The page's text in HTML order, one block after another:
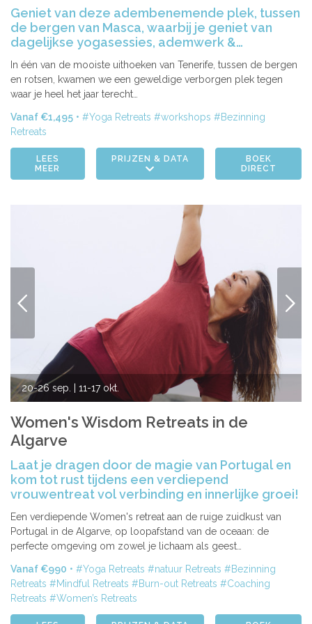
| 15-21 feb. 2027| 07-13 mrt. 2027| 24-30 mrt. 2027
Geniet van deze adembenemende plek, tussen
de bergen van Masca, waarbij je geniet van
dagelijkse yogasessies, ademwerk &
In één van de mooiste uithoeken van Tenerife, tussen de bergen
en rotsen, kwamen we een geweldige verborgen plek tegen
waar je heel het jaar terecht…
Vanaf €1,495 Yoga Retreats workshops
Bezinning
Retreats
LEES
MEER
PRIJZEN & DATA
BOEK
DIRECT
VORIGE
20-26 sep. | 11-17 okt.
Women's Wisdom Retreats in de
Algarve
Laat je dragen door de magie van Portugal en
kom tot rust tijdens een verdiepend
vrouwentreat vol verbinding en innerlijke groei!
Een verdiepende Women's retreat aan de ruige zuidkust van
Portugal in de Algarve, op loopafstand van de oceaan: de
perfecte omgeving om zowel je lichaam als geest…
Vanaf €990 Yoga Retreats natuur Retreats
Bezinning
Retreats
Mindful Retreats Burn-out Retreats
Coaching
Retreats
Women’s Retreats